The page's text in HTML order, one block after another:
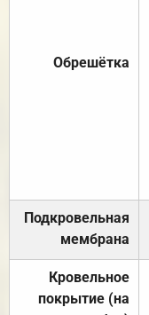
Обрешётка
Подкровельная
мембрана
Кровельное
покрытие (на